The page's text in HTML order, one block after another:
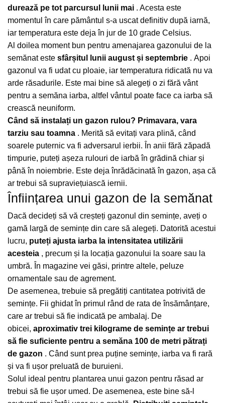
durează pe tot parcursul lunii mai . Acesta este
momentul în care pământul s-a uscat definitiv după iarnă,
iar temperatura este deja în jur de 10 grade Celsius.
Al doilea moment bun pentru amenajarea gazonului de la
semănat este sfârșitul lunii august și septembrie . Apoi
gazonul va fi udat cu ploaie, iar temperatura ridicată nu va
arde răsadurile. Este mai bine să alegeți o zi fără vânt
pentru a semăna iarba, altfel vântul poate face ca iarba să
crească neuniform.
Când să instalați un gazon rulou? Primavara, vara
tarziu sau toamna . Merită să evitați vara plină, când
soarele puternic va fi adversarul ierbii. În anii fără zăpadă
timpurie, puteți așeza rulouri de iarbă în grădină chiar și
până în noiembrie. Este deja înrădăcinată în gazon, așa că
ar trebui să supraviețuiască iernii.
Înființarea unui gazon de la semănat
Dacă decideți să vă creșteți gazonul din semințe, aveți o
gamă largă de semințe din care să alegeți. Datorită acestui
lucru, puteți ajusta iarba la intensitatea utilizării
acesteia , precum și la locația gazonului la soare sau la
umbră. În magazine vei găsi, printre altele, peluze
ornamentale sau de agrement.
De asemenea, trebuie să pregătiți cantitatea potrivită de
semințe. Fii ghidat în primul rând de rata de însămânțare,
care ar trebui să fie indicată pe ambalaj. De
obicei, aproximativ trei kilograme de semințe ar trebui
să fie suficiente pentru a semăna 100 de metri pătrați
de gazon . Când sunt prea puține semințe, iarba va fi rară
și va fi ușor preluată de buruieni.
Solul ideal pentru plantarea unui gazon pentru răsad ar
trebui să fie ușor umed. De asemenea, este bine să-l